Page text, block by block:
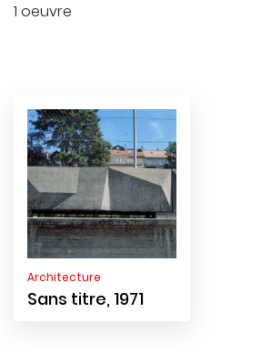
1 oeuvre
Architecture
Sans titre, 1971